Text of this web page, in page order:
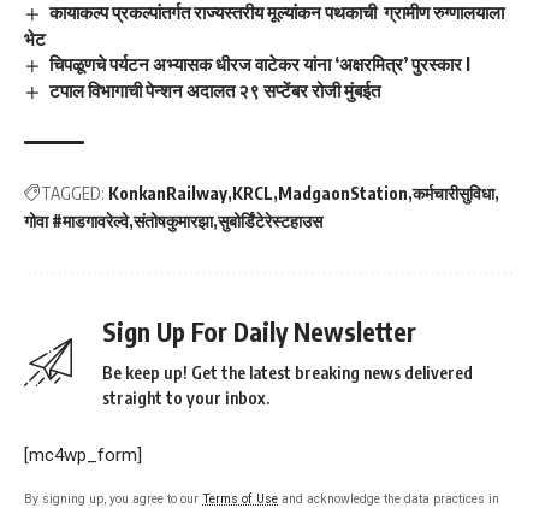
कायाकल्प प्रकल्पांतर्गत राज्यस्तरीय मूल्यांकन पथकाची ग्रामीण रुग्णालयाला
भेट
चिपळूणचे पर्यटन अभ्यासक धीरज वाटेकर यांना ‘अक्षरमित्र’ पुरस्कार l
टपाल विभागाची पेन्शन अदालत २९ सप्टेंबर रोजी मुंबईत
TAGGED: KonkanRailway KRCL MadgaonStation कर्मचारीसुविधा
गोवा #माडगावरेल्वे संतोषकुमारझा सुबोर्डिंटेरेस्टहाउस
Sign Up For Daily Newsletter
Be keep up! Get the latest breaking news delivered
straight to your inbox.
[mc4wp_form]
By signing up, you agree to our Terms of Use and acknowledge the data practices in